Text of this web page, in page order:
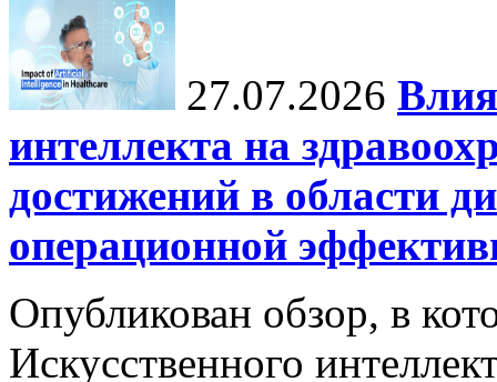
27.07.2026
интеллекта на
достижений в области
операционной
Опубликован обзор, в
Искусственного